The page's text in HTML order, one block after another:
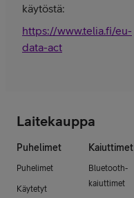
käytöstä:
https://www.telia.fi/eu-
data-act
Laitekauppa
Puhelimet
Puhelimet
Käytetyt
Kaiuttimet
Bluetooth-
kaiuttimet